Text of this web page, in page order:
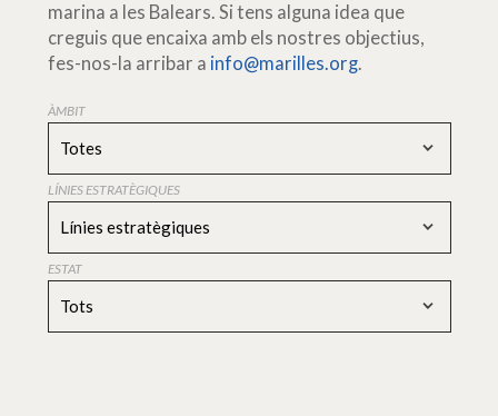
marina a les Balears. Si tens alguna idea que
creguis que encaixa amb els nostres objectius,
fes-nos-la arribar a info@marilles.org.
ÀMBIT
Totes
LÍNIES ESTRATÈGIQUES
Línies estratègiques
ESTAT
Tots